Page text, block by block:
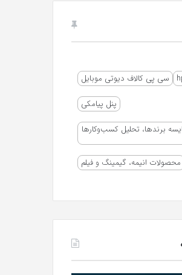
سی پی کالاف دیوتی موبایل
پنل پیامکی
برندها، تحلیل کسب‌وکارها
محصولات انیمه، گیمینگ و فیلم